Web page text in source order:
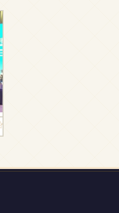
仪与演艺担当